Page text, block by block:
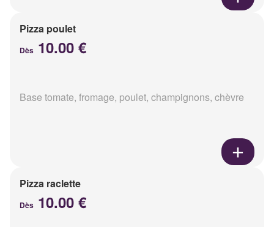
Pizza poulet
Dès 10.00 €
Base tomate, fromage, poulet, champignons, chèvre
Pizza raclette
Dès 10.00 €